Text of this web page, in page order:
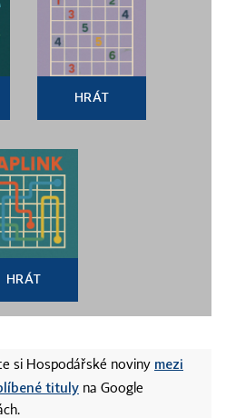
HRÁT
HRÁT
si Hospodářské noviny mezi
tituly na Google